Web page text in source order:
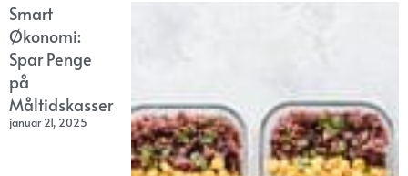
Smart
Økonomi:
Spar Penge
på
Måltidskasser
januar 21, 2025